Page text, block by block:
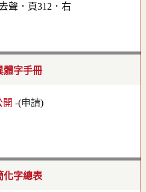
聲．頁312．右
體字手冊
開 -(申請)
化字總表